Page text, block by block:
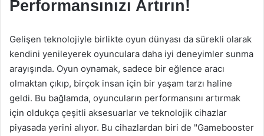
Performansınızı Artırın!
Gelişen teknolojiyle birlikte oyun dünyası da sürekli olarak
kendini yenileyerek oyunculara daha iyi deneyimler sunma
arayışında. Oyun oynamak, sadece bir eğlence aracı
olmaktan çıkıp, birçok insan için bir yaşam tarzı haline
geldi. Bu bağlamda, oyuncuların performansını artırmak
için oldukça çeşitli aksesuarlar ve teknolojik cihazlar
piyasada yerini alıyor. Bu cihazlardan biri de "Gamebooster